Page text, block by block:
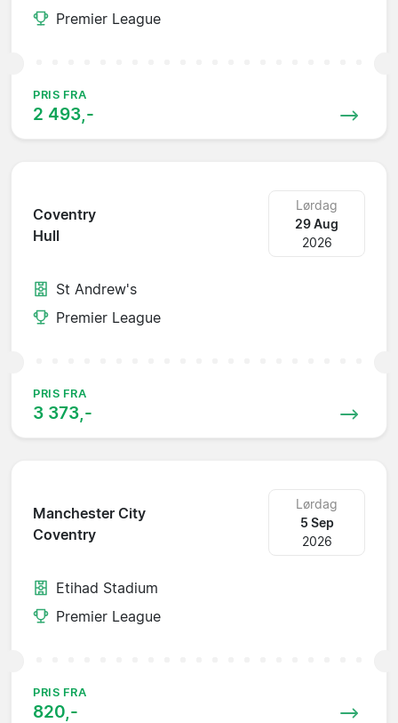
Premier League
PRIS FRA
2 493,-
Coventry
Hull
Lørdag
29 Aug
2026
St Andrew's
Premier League
PRIS FRA
3 373,-
Manchester City
Coventry
Lørdag
5 Sep
2026
Etihad Stadium
Premier League
PRIS FRA
820,-